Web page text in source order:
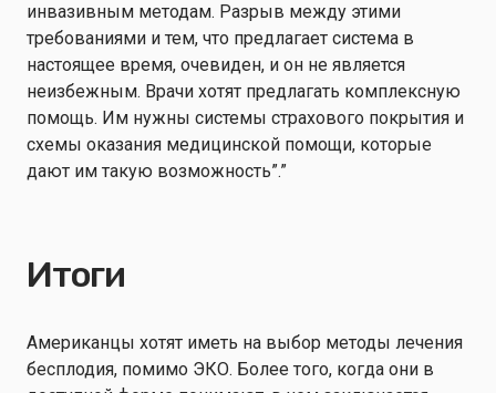
инвазивным методам. Разрыв между этими
требованиями и тем, что предлагает система в
настоящее время, очевиден, и он не является
неизбежным. Врачи хотят предлагать комплексную
помощь. Им нужны системы страхового покрытия и
схемы оказания медицинской помощи, которые
дают им такую возможность”.”
Итоги
Американцы хотят иметь на выбор методы лечения
бесплодия, помимо ЭКО. Более того, когда они в